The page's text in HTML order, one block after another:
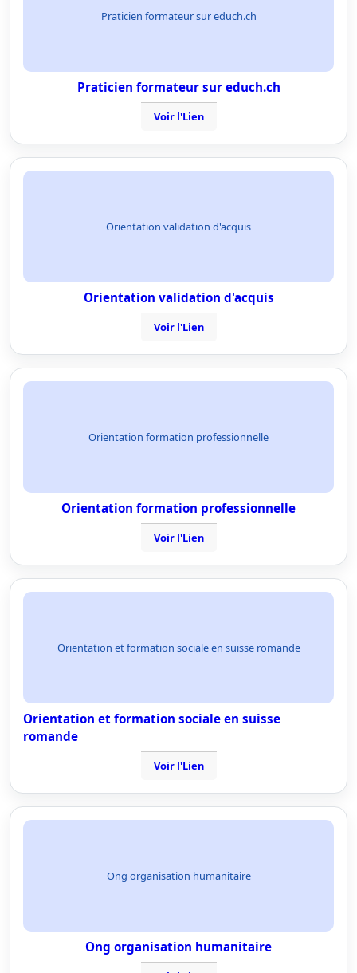
Praticien formateur sur educh.ch
Praticien formateur sur educh.ch
Voir l'Lien
Orientation validation d'acquis
Orientation validation d'acquis
Voir l'Lien
Orientation formation professionnelle
Orientation formation professionnelle
Voir l'Lien
Orientation et formation sociale en suisse romande
Orientation et formation sociale en suisse
romande
Voir l'Lien
Ong organisation humanitaire
Ong organisation humanitaire